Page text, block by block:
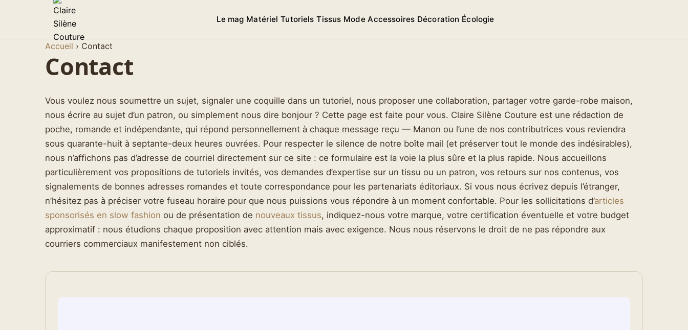
Le mag Matériel Tutoriels Tissus Mode Accessoires Décoration Écologie
Accueil › Contact
Contact
Vous voulez nous soumettre un sujet, signaler une coquille dans un tutoriel, nous proposer une collaboration, partager votre garde-robe maison,
nous écrire au sujet d’un patron, ou simplement nous dire bonjour ? Cette page est faite pour vous. Claire Silène Couture est une rédaction de
poche, romande et indépendante, qui répond personnellement à chaque message reçu — Manon ou l’une de nos contributrices vous reviendra
sous quarante-huit à septante-deux heures ouvrées. Pour respecter le silence de notre boîte mail (et préserver tout le monde des indésirables),
nous n’affichons pas d’adresse de courriel directement sur ce site : ce formulaire est la voie la plus sûre et la plus rapide. Nous accueillons
particulièrement vos propositions de tutoriels invités, vos demandes d’expertise sur un tissu ou un patron, vos retours sur nos contenus, vos
signalements de bonnes adresses romandes et toute correspondance pour les partenariats éditoriaux. Si vous nous écrivez depuis l’étranger,
n’hésitez pas à préciser votre fuseau horaire pour que nous puissions vous répondre à un moment confortable. Pour les sollicitations d’articles
sponsorisés en slow fashion ou de présentation de nouveaux tissus, indiquez-nous votre marque, votre certification éventuelle et votre budget
approximatif : nous étudions chaque proposition avec attention mais avec exigence. Nous nous réservons le droit de ne pas répondre aux
courriers commerciaux manifestement non ciblés.